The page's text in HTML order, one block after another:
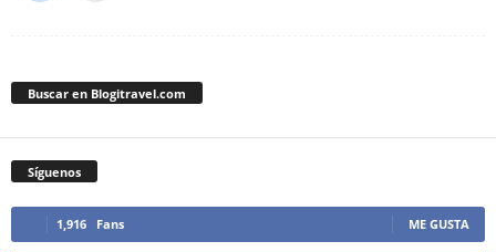
Buscar en Blogitravel.com
Síguenos
1,916 Fans ME GUSTA